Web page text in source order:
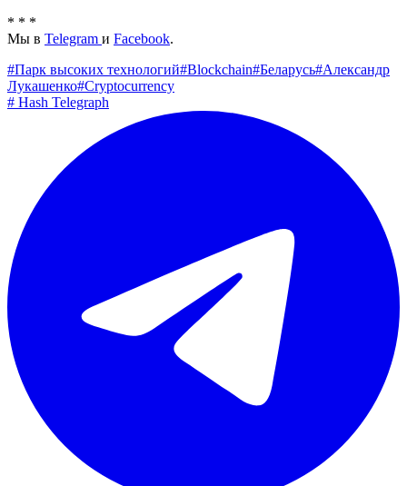
* * *
Мы в Telegram и Facebook.
#Парк высоких технологий#Blockchain#Беларусь#Александр
Лукашенко#Cryptocurrency
# Hash Telegraph